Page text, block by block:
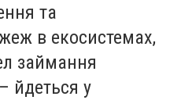
та
в екосистемах,
займання
йдеться у